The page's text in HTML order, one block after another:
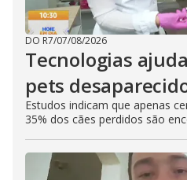
DO R7/07/08/2026
Tecnologias
pets
Estudos indicam que apenas
35% dos cães perdidos são